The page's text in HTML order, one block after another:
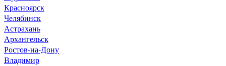
Красноярск
Челябинск
Астрахань
Архангельск
Ростов-на-Дону
Владимир